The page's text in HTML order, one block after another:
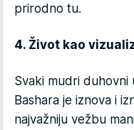
prirodno tu.
4. Život kao
Svaki mudri duhovni
Bashara je iznova i
najvažniju vežbu